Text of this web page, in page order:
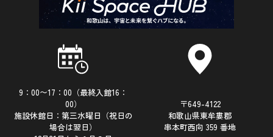
9：00〜17：00（最終入館16：
00）
施設休館日：第三水曜日（祝日の
場合は翌日）
〒649-4122
和歌山県東牟婁郡
串本町西向 359 番地